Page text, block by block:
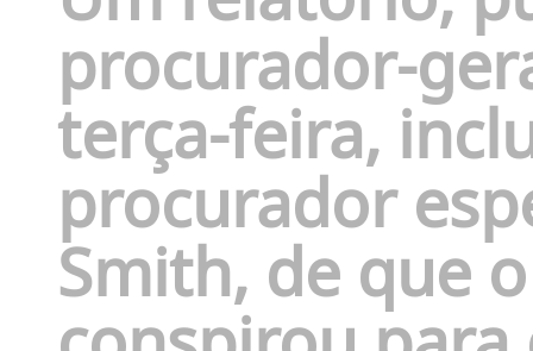
procurador-
terça-feira,
procurador
Smith,de que